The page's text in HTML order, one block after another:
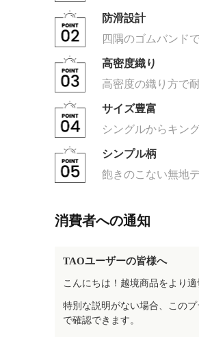
防滑設計
四隅のゴムバンド
高密度織り
高密度の織り方で
サイズ豊富
シングルからキン
シンプル柄
飽きのこない無地
消費者への通知
TAOユーザーの皆様へ
こんにちは！越境商品をより
特別な説明がない場合、この
で確認できます。